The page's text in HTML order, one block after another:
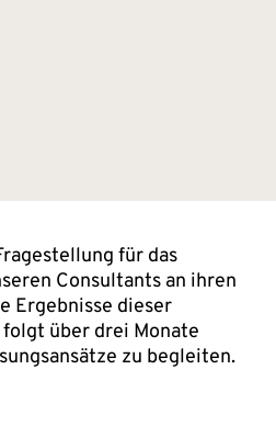
für das
Consultants an ihren
Ergebnisse dieser
über drei Monate
zu begleiten.